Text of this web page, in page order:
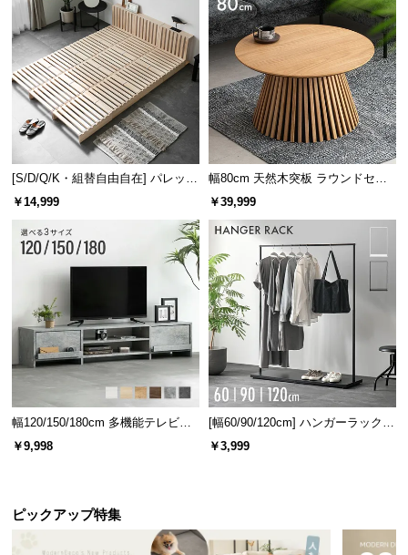
座面幅 約100㎝
深く腰かけられるソファ奥行き
座面の奥行きは 約54㎝。深くも浅くも腰掛けられ、
気分に合わせて自由にリラックスできます。
[S/D/Q/K・組替自由自在] パレット
ベッド 8/12/16枚セット
￥14,999
幅80cm 天然木突板 ラウンドセン
ターテーブル 美しい格子デザイン
￥39,999
幅120/150/180cm 多機能テレビボ
ード 木目/石目調 オープン収納・
引き出し収納付き
￥9,998
[幅60/90/120cm] ハンガーラック
スチール 4段階高さ調節 サイドフ
ック オープンラック シンプル
￥3,999
ピックアップ特集